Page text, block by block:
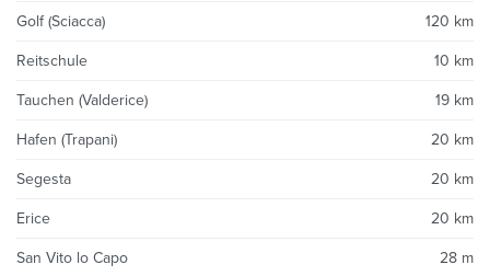
Golf (Sciacca) 120 km
Reitschule 10 km
Tauchen (Valderice) 19 km
Hafen (Trapani) 20 km
Segesta 20 km
Erice 20 km
San Vito lo Capo 28 m